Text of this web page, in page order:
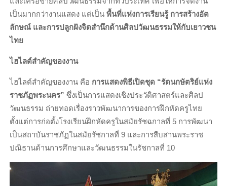
เป็นมากกว่างานแสดง แต่เป็น พื้นที่แห่งการเรียนรู้ การสร้างอัต
ลักษณ์ และการปลูกฝังจิตสำนึกด้านศิลปวัฒนธรรมให้กับเยาวชน
ไทย
ไฮไลต์สำคัญของงาน
ไฮไลต์สำคัญของงาน คือ การแสดงพิธีเปิดชุด “รัตนกษัตริย์แห่ง
ราชภัฏพระนคร” ซึ่งเป็นการแสดงเชิงประวัติศาสตร์และศิลป
วัฒนธรรม ถ่ายทอดเรื่องราวพัฒนาการของการฝึกหัดครูไทย
ตั้งแต่การก่อตั้งโรงเรียนฝึกหัดครูในสมัยรัชฉกาลที่ 5 การพัฒนา
เป็นสถาบันราชภัฏในสมัยรัชกาลที่ 9 และการสืบสานพระราช
ปณิธานด้านการศึกษาและวัฒนธรรมในรัชกาลที่ 10